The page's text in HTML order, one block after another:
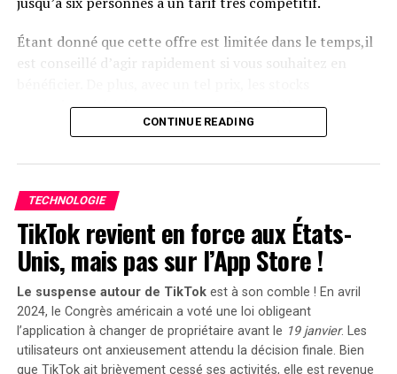
d’Anker SOLIX ainsi que sur Amazon au prix standard de
« early bird » sera active du20 janvier au 23 février
2025, permettant aux acheteurs intéressés d’acquérir
également un compteur Anker SOLIX Smart offert pour
chaque commande passée durant cette période spéciale.
le Solarbank 2 AC représente une avancée significative
dans le domaine du stockage énergétique domestique
grâce à ses caractéristiques techniques avancées et son
engagement envers la durabilité environnementale.
Étant donné que cette offre est limitée dans le temps,il
est conseillé d’agir rapidement si vous souhaitez en
pourraient s’épuiser rapidement. Ce modèle se classe
parmi les meilleures ventes sur Amazon avec plus de
Profitez des offres sur Amazon
Amazon propose également lalivraison gratuiteet
rapide pour cet article qui bénéficie d’une garantie de
deux ans. En outre, il existe une option de paiement
échelonné en quatre fois sans frais sur ce modèle. Enfin,
sachez que vous avez la possibilité de changer d’avis et
retourner le produit gratuitement dans un délai de 30
jours afin d’obtenir unremboursement intégral.
CONTINUE READING
TECHNOLOGIE
TikTok revient en force aux États-
Unis, mais pas sur l’App Store !
Le suspense autour de TikTokest à son comble ! En avril
2024, le Congrès américain a voté une loi obligeant
l’application à changer de propriétaire avant le 19 janvier. Les
utilisateurs ont anxieusement attendu la décision finale. Bien
que TikTok ait brièvement cessé ses activités, elle est revenue